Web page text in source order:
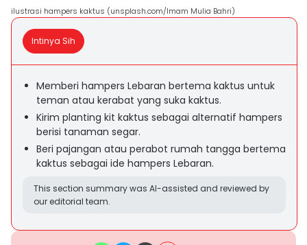
ilustrasi hampers kaktus (unsplash.com/Imam Mulia Bahri)
Intinya Sih
Memberi hampers Lebaran bertema kaktus untuk
teman atau kerabat yang suka kaktus.
Kirim planting kit kaktus sebagai alternatif hampers
berisi tanaman segar.
Beri pajangan atau perabot rumah tangga bertema
kaktus sebagai ide hampers Lebaran.
This section summary was AI-assisted and reviewed by
our editorial team.